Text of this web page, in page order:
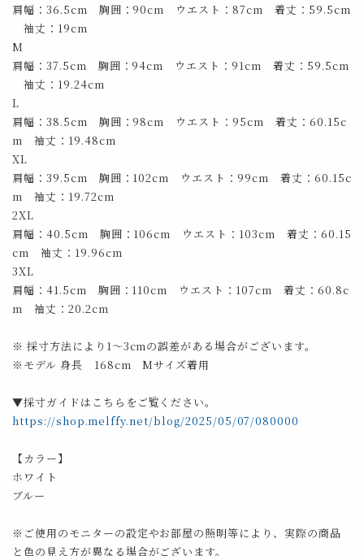
肩幅：36.5cm 胸囲：90cm ウエスト：87cm 着丈：59.5cm
袖丈：19cm
M
肩幅：37.5cm 胸囲：94cm ウエスト：91cm 着丈：59.5cm
袖丈：19.24cm
L
肩幅：38.5cm 胸囲：98cm ウエスト：95cm 着丈：60.15c
m 袖丈：19.48cm
XL
肩幅：39.5cm 胸囲：102cm ウエスト：99cm 着丈：60.15c
m 袖丈：19.72cm
2XL
肩幅：40.5cm 胸囲：106cm ウエスト：103cm 着丈：60.15
cm 袖丈：19.96cm
3XL
肩幅：41.5cm 胸囲：110cm ウエスト：107cm 着丈：60.8c
m 袖丈：20.2cm
※ 採寸方法により1～3cmの誤差がある場合がございます。
※モデル 身長 168cm Mサイズ着用
▼採寸ガイドはこちらをご覧ください。
https://shop.melffy.net/blog/2025/05/07/080000
【カラー】
ホワイト
ブルー
※ご使用のモニターの設定やお部屋の照明等により、実際の商品
と色の見え方が異なる場合がございます。